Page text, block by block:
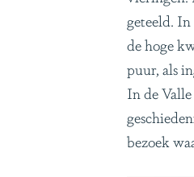
geteeld.
de hoge
puur, als
In de
bezoek